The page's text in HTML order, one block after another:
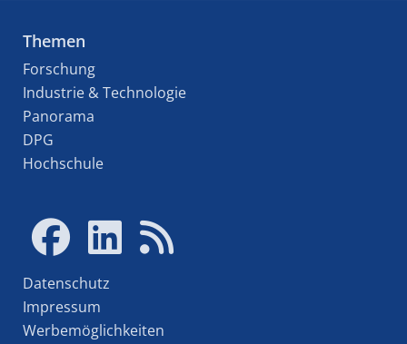
Themen
Forschung
Industrie & Technologie
Panorama
DPG
Hochschule
Datenschutz
Impressum
Werbemöglichkeiten